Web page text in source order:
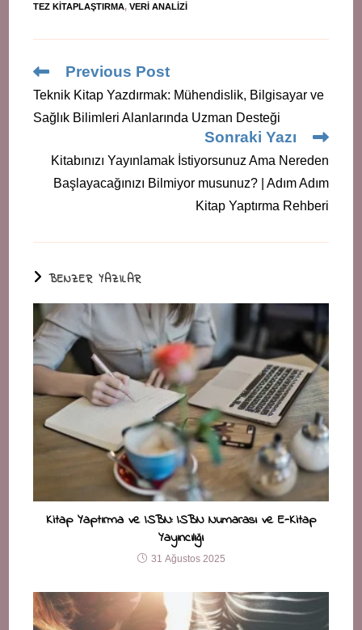
TEZ KITAPLAŞTIRMA, VERI ANALIZI
Read
more
articles
Previous Post
Teknik Kitap Yazdırmak: Mühendislik, Bilgisayar ve
Sağlık Bilimleri Alanlarında Uzman Desteği
Sonraki Yazı
Kitabınızı Yayınlamak İstiyorsunuz Ama Nereden
Başlayacağınızı Bilmiyor musunuz? | Adım Adım
Kitap Yaptırma Rehberi
BENZER YAZILAR
Kitap Yaptırma ve ISBN: ISBN Numarası ve E-Kitap
Yayıncılığı
31 Ağustos 2025